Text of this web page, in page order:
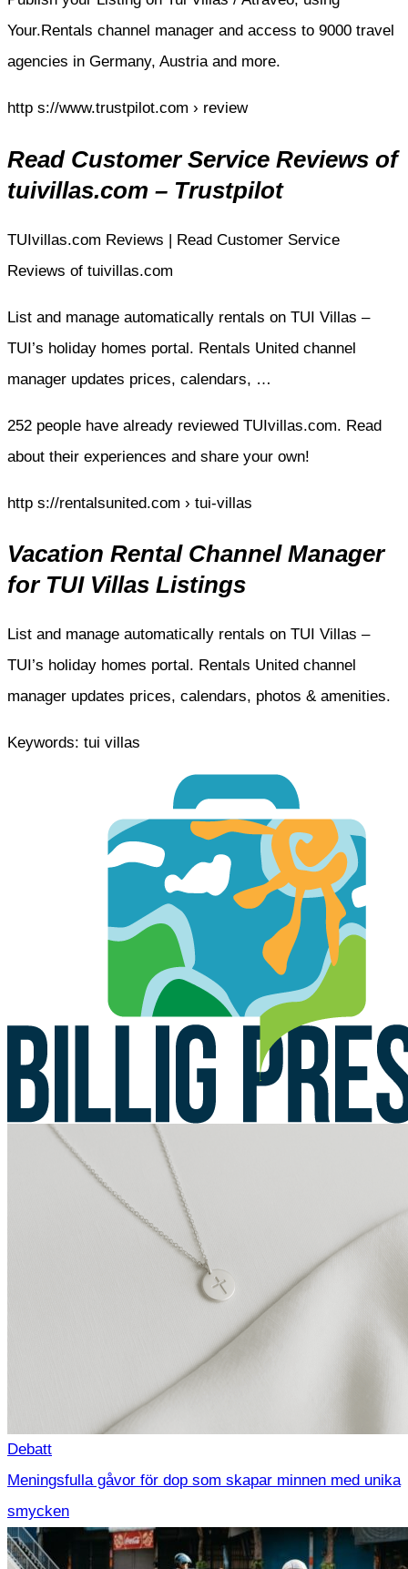
Your.Rentals channel manager and access to 9000 travel
agencies in Germany, Austria and more.
http s://www.trustpilot.com › review
Read Customer Service Reviews of
tuivillas.com – Trustpilot
TUIvillas.com Reviews | Read Customer Service
Reviews of tuivillas.com
List and manage automatically rentals on TUI Villas –
TUI’s holiday homes portal. Rentals United channel
manager updates prices, calendars, …
252 people have already reviewed TUIvillas.com. Read
about their experiences and share your own!
http s://rentalsunited.com › tui-villas
Vacation Rental Channel Manager
for TUI Villas Listings
List and manage automatically rentals on TUI Villas –
TUI’s holiday homes portal. Rentals United channel
manager updates prices, calendars, photos & amenities.
Keywords: tui villas
Debatt
Meningsfulla gåvor för dop som skapar minnen med unika
smycken